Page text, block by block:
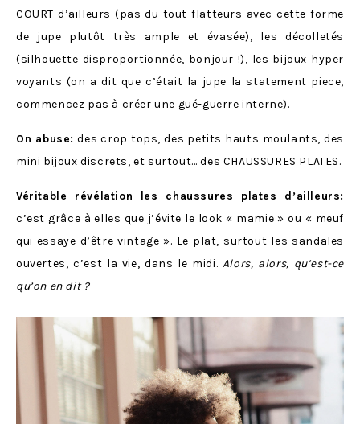
COURT d’ailleurs (pas du tout flatteurs avec cette forme
de jupe plutôt très ample et évasée), les décolletés
(silhouette disproportionnée, bonjour !), les bijoux hyper
voyants (on a dit que c’était la jupe la statement piece,
commencez pas à créer une gué-guerre interne).
On abuse: des crop tops, des petits hauts moulants, des
mini bijoux discrets, et surtout… des CHAUSSURES PLATES.
Véritable révélation les chaussures plates d’ailleurs:
c’est grâce à elles que j’évite le look « mamie » ou « meuf
qui essaye d’être vintage ». Le plat, surtout les sandales
ouvertes, c’est la vie, dans le midi. Alors, alors, qu’est-ce
qu’on en dit ?